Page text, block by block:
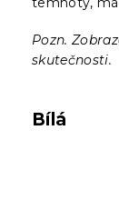
Pozn.
skutečnosti.
Bílá